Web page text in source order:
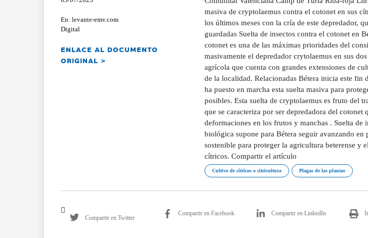
En: levante-emv.com
Digital
ENLACE AL DOCUMENTO
ORIGINAL >
masiva de cryptolaemus contra el cotonet en sus
los últimos meses con la cría de este depredador,
guardadas Suelta de insectos contra el cotonet en
cotonet es una de las máximas prioridades del
masivamente el depredador crytolaemus en sus
agrícola que cuenta con grandes extensiones de
de la localidad. Relacionadas Bétera inicia este
ha puesto en marcha esta suelta masiva para
posibles. Esta suelta de cryptolaemus es fruto del
que se caracteriza por ser depredadora del
deformaciones en los frutos y manchas . Suelta
biológica supone para Bétera seguir avanzando
sostenible para proteger la agricultura beterense y
cítricos. Compartir el artículo
Cultivo de cítricos o citricultura Plagas de las plantas
Compartir en Twitter
Compartir en Facebook Compartir en LinkedIn